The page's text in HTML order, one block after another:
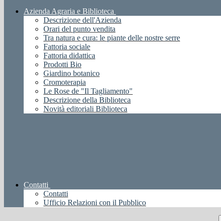
Azienda Agraria e Biblioteca
Descrizione dell'Azienda
Orari del punto vendita
Tra natura e cura: le piante delle nostre serre
Fattoria sociale
Fattoria didattica
Prodotti Bio
Giardino botanico
Cromoterapia
Le Rose de "Il Tagliamento"
Descrizione della Biblioteca
Novità editoriali Biblioteca
Contatti
Contatti
Ufficio Relazioni con il Pubblico